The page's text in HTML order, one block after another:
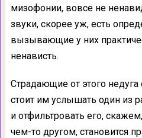
мизофонии, вовсе не
звуки, скорее уж, есть
вызывающие у них
ненависть.
Страдающие от этого
стоит им услышать один из
и отфильтровать его,
чем-то другом, становится